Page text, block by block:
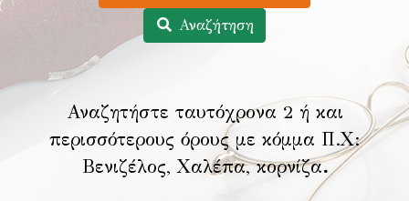
Αναζήτηση
Αναζητήστε ταυτόχρονα 2 ή και
περισσότερους όρους με κόμμα Π.Χ:
Βενιζέλος, Χαλέπα, κορνίζα.